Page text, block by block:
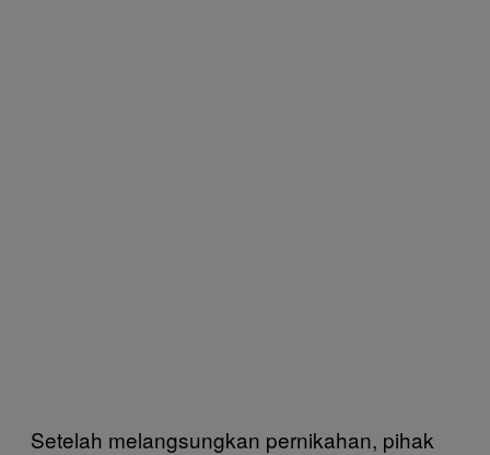
Setelah melangsungkan pernikahan, pihak